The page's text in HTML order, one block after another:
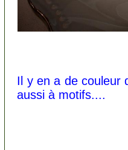
Il y en a de couleur
aussi à motifs....